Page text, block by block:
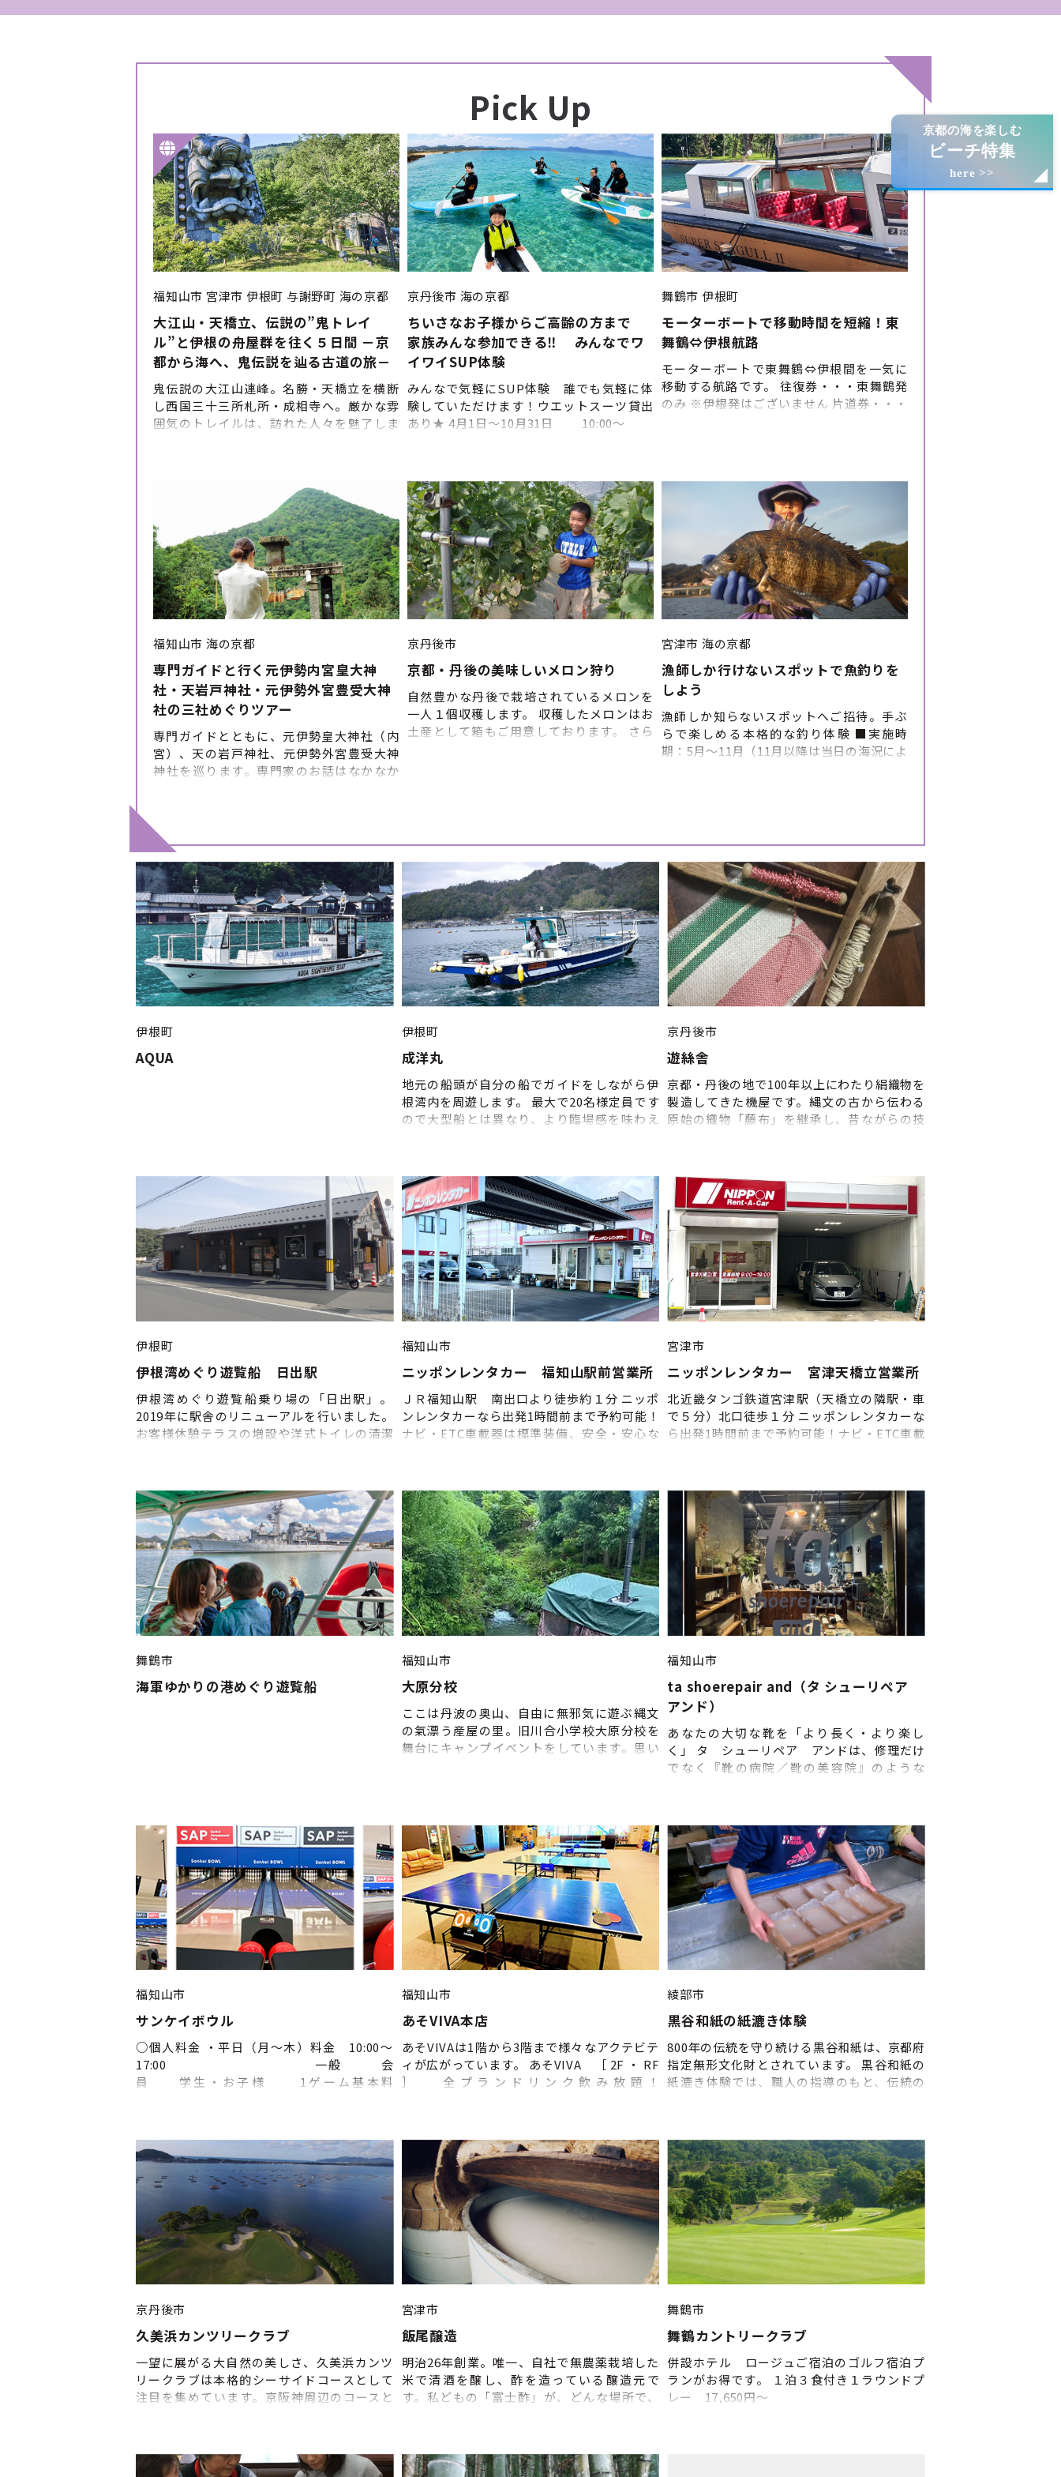
京都の海を楽しむ
ビーチ特集
here >>
Pick Up
福知山市 宮津市 伊根町 与謝野町 海の京都
大江山・天橋立、伝説の”鬼トレイ
ル”と伊根の舟屋群を往く５日間 －京
都から海へ、鬼伝説を辿る古道の旅－
鬼伝説の大江山連峰。名勝・天橋立を横断
し西国三十三所札所・成相寺へ。厳かな雰
囲気のトレイルは、訪れた人々を魅了しま
を是非お楽しみください。 ツアー主催：ア
ルパインツアーサービス株式会社
京丹後市 海の京都
ちいさなお子様からご高齢の方まで
家族みんな参加できる‼ みんなでワ
イワイSUP体験
みんなで気軽にSUP体験 誰でも気軽に体
験していただけます！ウエットスーツ貸出
あり★ 4月1日～10月31日 10:00～
ださい。 ◎更衣室、シャワー、無料鍵付き
ロッカー完備 ◎駐車場は店舗そばにありま
す（海沿い） ◎体験しないお連れ様も休憩
できる屋内スペースあり
舞鶴市 伊根町
モーターボートで移動時間を短縮！東
舞鶴⇔伊根航路
モーターボートで東舞鶴⇔伊根間を一気に
移動する航路です。 往復券・・・東舞鶴発
のみ ※伊根発はございません 片道券・・・
福知山市 海の京都
専門ガイドと行く元伊勢内宮皇大神
社・天岩戸神社・元伊勢外宮豊受大神
社の三社めぐりツアー
専門ガイドとともに、元伊勢皇大神社（内
宮）、天の岩戸神社、元伊勢外宮豊受大神
神社を巡ります。専門家のお話はなかなか
③天の岩戸神社 ④豊受大神神社（外宮） ⑤
参道 ⑥元伊勢観光センター（解散） ※上記
の流れは目安です。 当日の状況によって流
れが変更になる場合がありますので、あら
かじめご了承ください。 ■催行期間：通年
※ただし12／25～1／15は休み ■申込締
切：７日前
京丹後市
京都・丹後の美味しいメロン狩り
自然豊かな丹後で栽培されているメロンを
一人１個収穫します。 収穫したメロンはお
土産として箱もご用意しております。 さら
11:55〜 箱詰め、終了/解散 金・土・
日・祝 ※要予約
宮津市 海の京都
漁師しか行けないスポットで魚釣りを
しよう
漁師しか知らないスポットへご招待。手ぶ
らで楽しめる本格的な釣り体験 ■実施時
期：5月～11月（11月以降は当日の海況によ
朝の部（5:15集合・5時30分ごろ出発）
午後の部（15:45集合・16時ごろ出発）
※天候により漁師の判断で中止になる可能
性があります ※暑さの状況により開始時間
の調整をメール、もしくはお電話にて行う
場合があります。 ■体験のスケジュ
ール・詳細 ①集合 （集合前に必ずお手洗
いを済ませて、飲み物をご準備ください）
②ライフジャケット着用・船内注意事項伝
達 ③出航 ④釣りスポット到着後、釣り開始
散 ※上記の流れは目安です。当日の状況に
よって、 流れが変更になる場合があります
ので、あらかじめご了承ください。 ■申込
締切:5日前 ■当日の天気について 小雨でも
体験開始前までに必ず記入して頂く必要が
あります。記入する用紙は予約確定後、メ
ール等に添付してお送りします。体験開始
時に記入のない場合は体験前に記入してい
ただくため体験時間がその分短くなります
ので、ご了承ください。
伊根町
AQUA
伊根町
成洋丸
地元の船頭が自分の船でガイドをしながら伊
根湾内を周遊します。 最大で20名様定員です
ので大型船とは異なり、より臨場感を味わえ
です。
京丹後市
遊絲舎
京都・丹後の地で100年以上にわたり絹織物を
製造してきた機屋です。縄文の古から伝わる
原始の織物「藤布」を継承し、昔ながらの技
入れたオリジナルコースターやしおりを旅の
思い出にお持ちかえりください。
伊根町
伊根湾めぐり遊覧船 日出駅
伊根湾めぐり遊覧船乗り場の「日出駅」。
2019年に駅舎のリニューアルを行いました。
お客様休憩テラスの増設や洋式トイレの清潔
福知山市
ニッポンレンタカー 福知山駅前営業所
ＪＲ福知山駅 南出口より徒歩約１分 ニッポ
ンレンタカーなら出発1時間前まで予約可能！
ナビ・ETC車載器は標準装備、安全・安心な
宮津市
ニッポンレンタカー 宮津天橋立営業所
北近畿タンゴ鉄道宮津駅（天橋立の隣駅・車
で５分）北口徒歩１分 ニッポンレンタカーな
ら出発1時間前まで予約可能！ナビ・ETC車載
舞鶴市
海軍ゆかりの港めぐり遊覧船
福知山市
大原分校
ここは丹波の奥山、自由に無邪気に遊ぶ縄文
の氣漂う産屋の里。旧川合小学校大原分校を
舞台にキャンプイベントをしています。思い
者！一棟丸ごと学校貸し切ってやりたいこと
をやってみる。合宿場所にしてみる。グルー
プや家族でド田舎の学校で暮らしてみる？イ
ベント参加費、貸切料として頂いたお氣持ち
は、分校の傷んだところの修復費用と薪で炊
くお風呂場新設費用にさせて下さい。 ※体験
内容は季節ごと・月ごとに変わります。 下
記URLから詳しい体験内容は検索してくださ
い♪
福知山市
ta shoerepair and（タ シューリペア
アンド）
あなたの大切な靴を「より長く・より楽し
く」 タ シューリペア アンドは、修理だけ
でなく『靴の病院／靴の美容院』のような
のある靴など、もう一度活躍を期待される靴
があれば当店へご相談ください。
福知山市
サンケイボウル
○個人料金 ・平日（月～木）料金 10:00～
17:00 一般 会
員 学生・お子様 1ゲーム基本料
円 ・平日（月～木）料金 17:00～24:00
一般 会
員 学生・お子様 1ゲーム基本料
金 748円 473円 473円 3ゲ
ームパック料金 1,903円 1,265円
1,265円 6ゲームパック料金 3,102円
2,002円 2,002円 ・休日（金・土・日・
祝）料金 10:00～17:00
一般 会
員 会員［金曜限定］ 学生・お子様
1ゲーム基本料金 803円 583円
363円 583円 3ゲームパック
料金 1,925円 1,265円 935
円 1,265円 6ゲームパック料
金 2,948円 2,178円 1,408
24:00 一般
福知山市
あそVIVA本店
あそVIVAは1階から3階まで様々なアクテビテ
ィが広がっています。 あそVIVA ［ 2F ・ RF
］ 全プランドリンク飲み放題！
イトパック2時間 （平日のみ）900
円 3時間パック （平日）
1,870円 （土日祝）2,000円 5時間パッ
ク （平日）2,420円 （土
日祝）2,500円 ○学生パック （要 在学証明書
の原本）※1 5時間パック （平日）
1,550円 （土日祝）1,650円 ○専用パック
※2 コミック・ネットフリータイム
（平日）1,220円 （土日祝）1,350円 ゴル
フ3時間 （平日）1,420円 （土日祝）
1,550円 ○小学生割 ※3 フリータイム
（平日）880円 （土日祝）880円 ○延長料
金 （以降10分ごと）※4 （平日）110
円 （土日祝）140円 ※1：学生証発行がな
い学校の場合、保険証や免許証など、公的書
同伴・12歳以下に限り受付可。 ※4：最初の
綾部市
黒谷和紙の紙漉き体験
800年の伝統を守り続ける黒谷和紙は、京都府
指定無形文化財とされています。 黒谷和紙の
紙漉き体験では、職人の指導のもと、伝統の
やす特別な体験です。
京丹後市
久美浜カンツリークラブ
一望に展がる大自然の美しさ、久美浜カンツ
リークラブは本格的シーサイドコースとして
注目を集めています。京阪神周辺のコースと
和風直営旅館【碧水御苑】とのパックもござ
宮津市
飯尾醸造
明治26年創業。唯一、自社で無農薬栽培した
米で清酒を醸し、酢を造っている醸造元で
す。私どもの「富士酢」が、どんな場所で、
だきたいと思っております。知っていただい
舞鶴市
舞鶴カントリークラブ
併設ホテル ロージュご宿泊のゴルフ宿泊プ
ランがお得です。 １泊３食付き１ラウンドプ
レー 17,650円～